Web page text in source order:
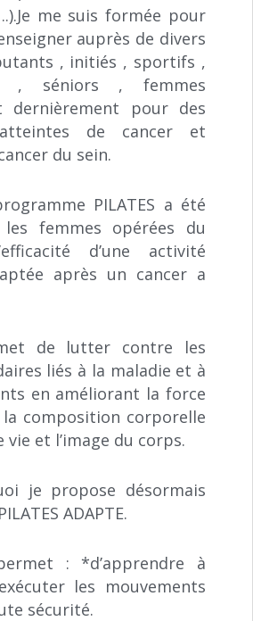
me suis formée pour
auprès de divers
, initiés , sportifs ,
, séniors , femmes
dernièrement pour des
de cancer et
du sein.
PILATES a été
femmes opérées du
d’une activité
après un cancer a
de lutter contre les
liés à la maladie et à
en améliorant la force
composition corporelle
vie et l’image du corps.
je propose désormais
ADAPTE.
: *d’apprendre à
les mouvements
sécurité.